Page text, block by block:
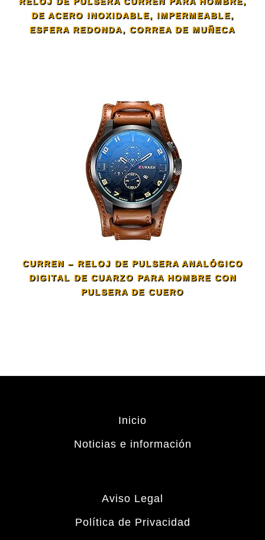
DE ACERO INOXIDABLE, IMPERMEABLE,
ESFERA REDONDA, CORREA DE MUÑECA
CURREN – RELOJ DE PULSERA ANALÓGICO
DIGITAL DE CUARZO PARA HOMBRE CON
PULSERA DE CUERO
Inicio
Noticias e información
Aviso Legal
Política de Privacidad